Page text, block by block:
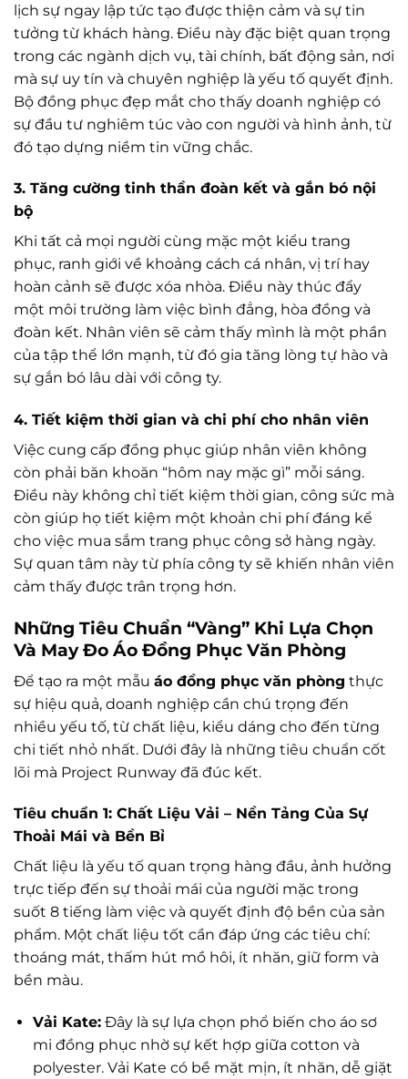
lịch sự ngay lập tức tạo được thiện cảm và sự tin
tưởng từ khách hàng. Điều này đặc biệt quan trọng
trong các ngành dịch vụ, tài chính, bất động sản, nơi
mà sự uy tín và chuyên nghiệp là yếu tố quyết định.
Bộ đồng phục đẹp mắt cho thấy doanh nghiệp có
sự đầu tư nghiêm túc vào con người và hình ảnh, từ
đó tạo dựng niềm tin vững chắc.
3. Tăng cường tinh thần đoàn kết và gắn bó nội
bộ
Khi tất cả mọi người cùng mặc một kiểu trang
phục, ranh giới về khoảng cách cá nhân, vị trí hay
hoàn cảnh sẽ được xóa nhòa. Điều này thúc đẩy
một môi trường làm việc bình đẳng, hòa đồng và
đoàn kết. Nhân viên sẽ cảm thấy mình là một phần
của tập thể lớn mạnh, từ đó gia tăng lòng tự hào và
sự gắn bó lâu dài với công ty.
4. Tiết kiệm thời gian và chi phí cho nhân viên
Việc cung cấp đồng phục giúp nhân viên không
còn phải băn khoăn “hôm nay mặc gì” mỗi sáng.
Điều này không chỉ tiết kiệm thời gian, công sức mà
còn giúp họ tiết kiệm một khoản chi phí đáng kể
cho việc mua sắm trang phục công sở hàng ngày.
Sự quan tâm này từ phía công ty sẽ khiến nhân viên
cảm thấy được trân trọng hơn.
Những Tiêu Chuẩn “Vàng” Khi Lựa Chọn
Và May Đo Áo Đồng Phục Văn Phòng
Để tạo ra một mẫu áo đồng phục văn phòng thực
sự hiệu quả, doanh nghiệp cần chú trọng đến
nhiều yếu tố, từ chất liệu, kiểu dáng cho đến từng
chi tiết nhỏ nhất. Dưới đây là những tiêu chuẩn cốt
lõi mà Project Runway đã đúc kết.
Tiêu chuẩn 1: Chất Liệu Vải – Nền Tảng Của Sự
Thoải Mái và Bền Bỉ
Chất liệu là yếu tố quan trọng hàng đầu, ảnh hưởng
trực tiếp đến sự thoải mái của người mặc trong
suốt 8 tiếng làm việc và quyết định độ bền của sản
phẩm. Một chất liệu tốt cần đáp ứng các tiêu chí:
thoáng mát, thấm hút mồ hôi, ít nhăn, giữ form và
bền màu.
Vải Kate:Đây là sự lựa chọn phổ biến cho áo sơ
mi đồng phục nhờ sự kết hợp giữa cotton và
polyester. Vải Kate có bề mặt mịn, ít nhăn, dễ giặt